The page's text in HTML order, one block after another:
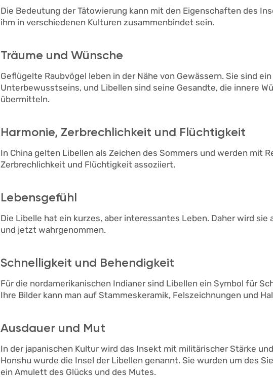
Die Bedeutung der Tätowierung kann mit den Eigenschaften des
ihm in verschiedenen Kulturen zusammenbindet sein.
Träume und Wünsche
Geflügelte Raubvögel leben in der Nähe von Gewässern. Sie sind
Unterbewusstseins, und Libellen sind seine Gesandte, die innere
übermitteln.
Harmonie, Zerbrechlichkeit und Flüchtigkeit
In China gelten Libellen als Zeichen des Sommers und werden mit
Zerbrechlichkeit und Flüchtigkeit assoziiert.
Lebensgefühl
Die Libelle hat ein kurzes, aber interessantes Leben. Daher wird sie
und jetzt wahrgenommen.
Schnelligkeit und Behendigkeit
Für die nordamerikanischen Indianer sind Libellen ein Symbol für
Ihre Bilder kann man auf Stammeskeramik, Felszeichnungen und
Ausdauer und Mut
In der japanischen Kultur wird das Insekt mit militärischer Stärke
Honshu wurde die Insel der Libellen genannt. Sie wurden um des
ein Amulett des Glücks und des Mutes.